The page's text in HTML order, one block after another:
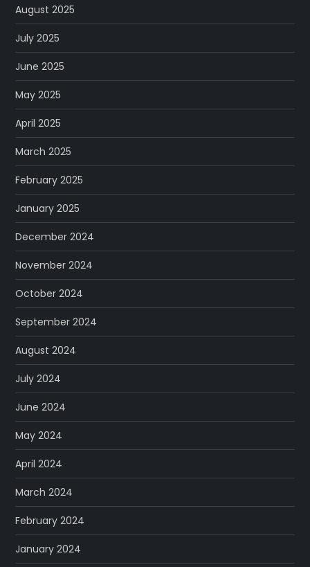
August 2025
July 2025
June 2025
May 2025
April 2025
March 2025
February 2025
January 2025
December 2024
November 2024
October 2024
September 2024
August 2024
July 2024
June 2024
May 2024
April 2024
March 2024
February 2024
January 2024